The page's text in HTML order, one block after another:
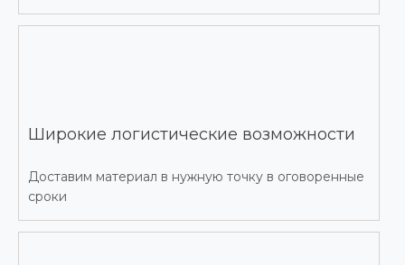
Широкие логистические возможности
Доставим материал в нужную точку в оговоренные
сроки